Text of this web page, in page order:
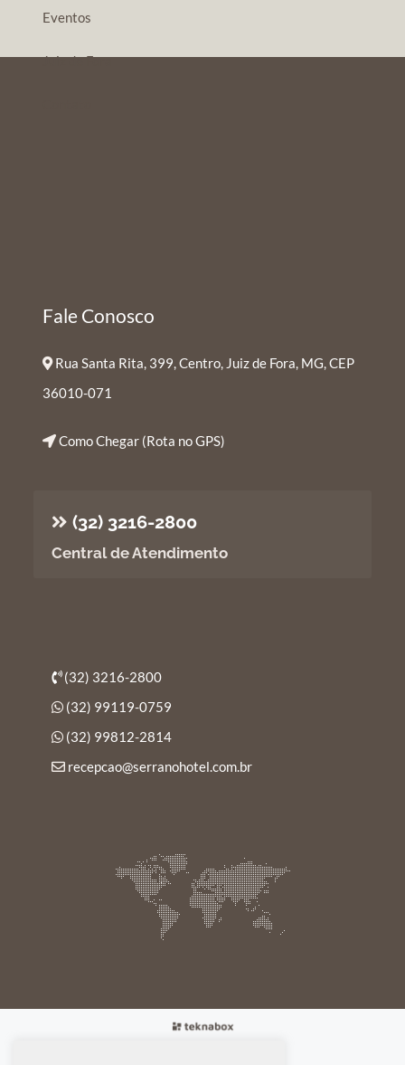
Eventos
Juiz de Fora
Fale Conosco
Rua Santa Rita, 399, Centro, Juiz de Fora, MG, CEP
36010-071
Como Chegar (Rota no GPS)
(32) 3216-2800
Central de Atendimento
(32) 3216-2800
(32) 99119-0759
(32) 99812-2814
recepcao@serranohotel.com.br